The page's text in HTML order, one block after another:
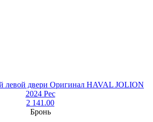
левой двери Оригинал HAVAL JOLION
2024 Рес
2 141.00
Бронь